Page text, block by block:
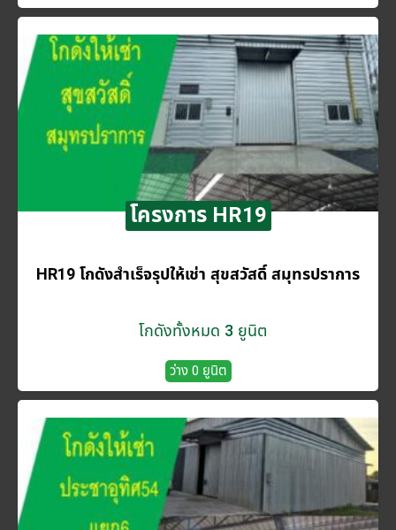
โครงการ HR19
HR19 โกดังสำเร็จรุปให้เช่า สุขสวัสดิ์ สมุทรปราการ
โกดังทั้งหมด 3 ยูนิต
ว่าง 0 ยูนิต